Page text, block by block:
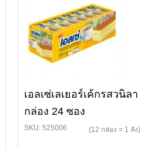
เอลเซ่เลเยอร์เค้กรสวนิลา
กล่อง 24 ซอง
SKU: 525006 (12 กล่อง = 1 ลัง)